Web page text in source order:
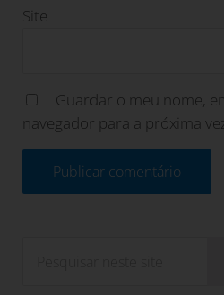
Site
Guardar o meu nome,
navegador para a próxima